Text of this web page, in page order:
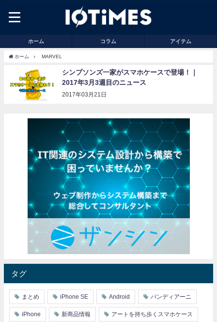
ホーム コラム アイテム
ホーム MARVEL
シンプソンズ一家がスマホケースで登場！｜
2017年3月3週目のニュース
2017年03月21日
タグ
まとめ iPhone SE Android パンディアーニ
iPhone 新商品情報 アートを持ち歩くスマホケース